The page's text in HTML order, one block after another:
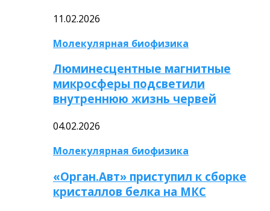
11.02.2026
Молекулярная биофизика
Люминесцентные магнитные
микросферы подсветили
внутреннюю жизнь червей
04.02.2026
Молекулярная биофизика
«Орган.Авт» приступил к сборке
кристаллов белка на МКС